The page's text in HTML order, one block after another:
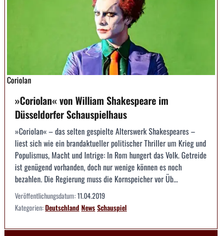
Coriolan
»Coriolan« von William Shakespeare im
Düsseldorfer Schauspielhaus
»Coriolan« – das selten gespielte Alterswerk Shakespeares –
liest sich wie ein brandaktueller politischer Thriller um Krieg und
Populismus, Macht und Intrige: In Rom hungert das Volk. Getreide
ist genügend vorhanden, doch nur wenige können es noch
bezahlen. Die Regierung muss die Kornspeicher vor Üb...
Veröffentlichungsdatum:11.04.2019
Kategorien:DeutschlandNewsSchauspiel